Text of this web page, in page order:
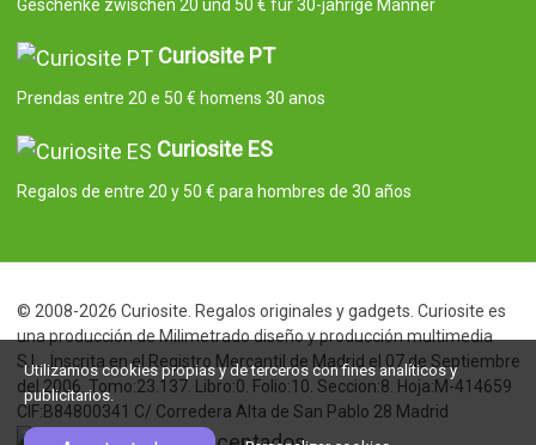
Geschenke zwischen 20 und 50 € für 30-jährige Männer
Curiosite PT
Prendas entre 20 e 50 € homens 30 anos
Curiosite ES
Regalos de entre 20 y 50 € para hombres de 30 años
© 2008-2026 Curiosite. Regalos originales y gadgets. Curiosite es
una producción de Milimetrado diseño y producción multimedia
S.L.. Inscrita en el Registro Mercantil de Madrid el 07 de Septiembre
del 2006. Tomo:23.137. Libro:0. Folio:10. Seccion:8. Hoja:M-414659
CIF:B84800341 C/ Corredera Alta de San Pablo 28 Madrid
Utilizamos cookies propias y de terceros con fines analíticos y
publicitarios.